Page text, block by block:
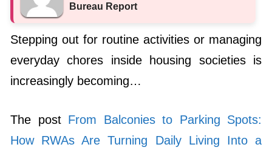
Bureau Report
Stepping out for routine activities or managing
everyday chores inside housing societies is
increasingly becoming…
The post From Balconies to Parking Spots:
How RWAs Are Turning Daily Living Into a